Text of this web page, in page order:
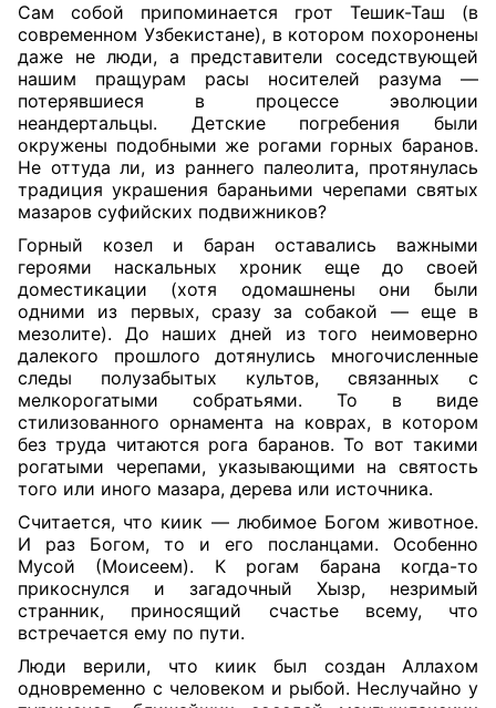
Сам собой припоминается грот Тешик-Таш (в
современном Узбекистане), в котором похоронены
даже не люди, а представители соседствующей
нашим пращурам расы носителей разума —
потерявшиеся в процессе эволюции
неандертальцы. Детские погребения были
окружены подобными же рогами горных баранов.
Не оттуда ли, из раннего палеолита, протянулась
традиция украшения бараньими черепами святых
мазаров суфийских подвижников?
Горный козел и баран оставались важными
героями наскальных хроник еще до своей
доместикации (хотя одомашнены они были
одними из первых, сразу за собакой — еще в
мезолите). До наших дней из того неимоверно
далекого прошлого дотянулись многочисленные
следы полузабытых культов, связанных с
мелкорогатыми собратьями. То в виде
стилизованного орнамента на коврах, в котором
без труда читаются рога баранов. То вот такими
рогатыми черепами, указывающими на святость
того или иного мазара, дерева или источника.
Считается, что киик — любимое Богом животное.
И раз Богом, то и его посланцами. Особенно
Мусой (Моисеем). К рогам барана когда-то
прикоснулся и загадочный Хызр, незримый
странник, приносящий счастье всему, что
встречается ему по пути.
Люди верили, что киик был создан Аллахом
одновременно с человеком и рыбой. Неслучайно у